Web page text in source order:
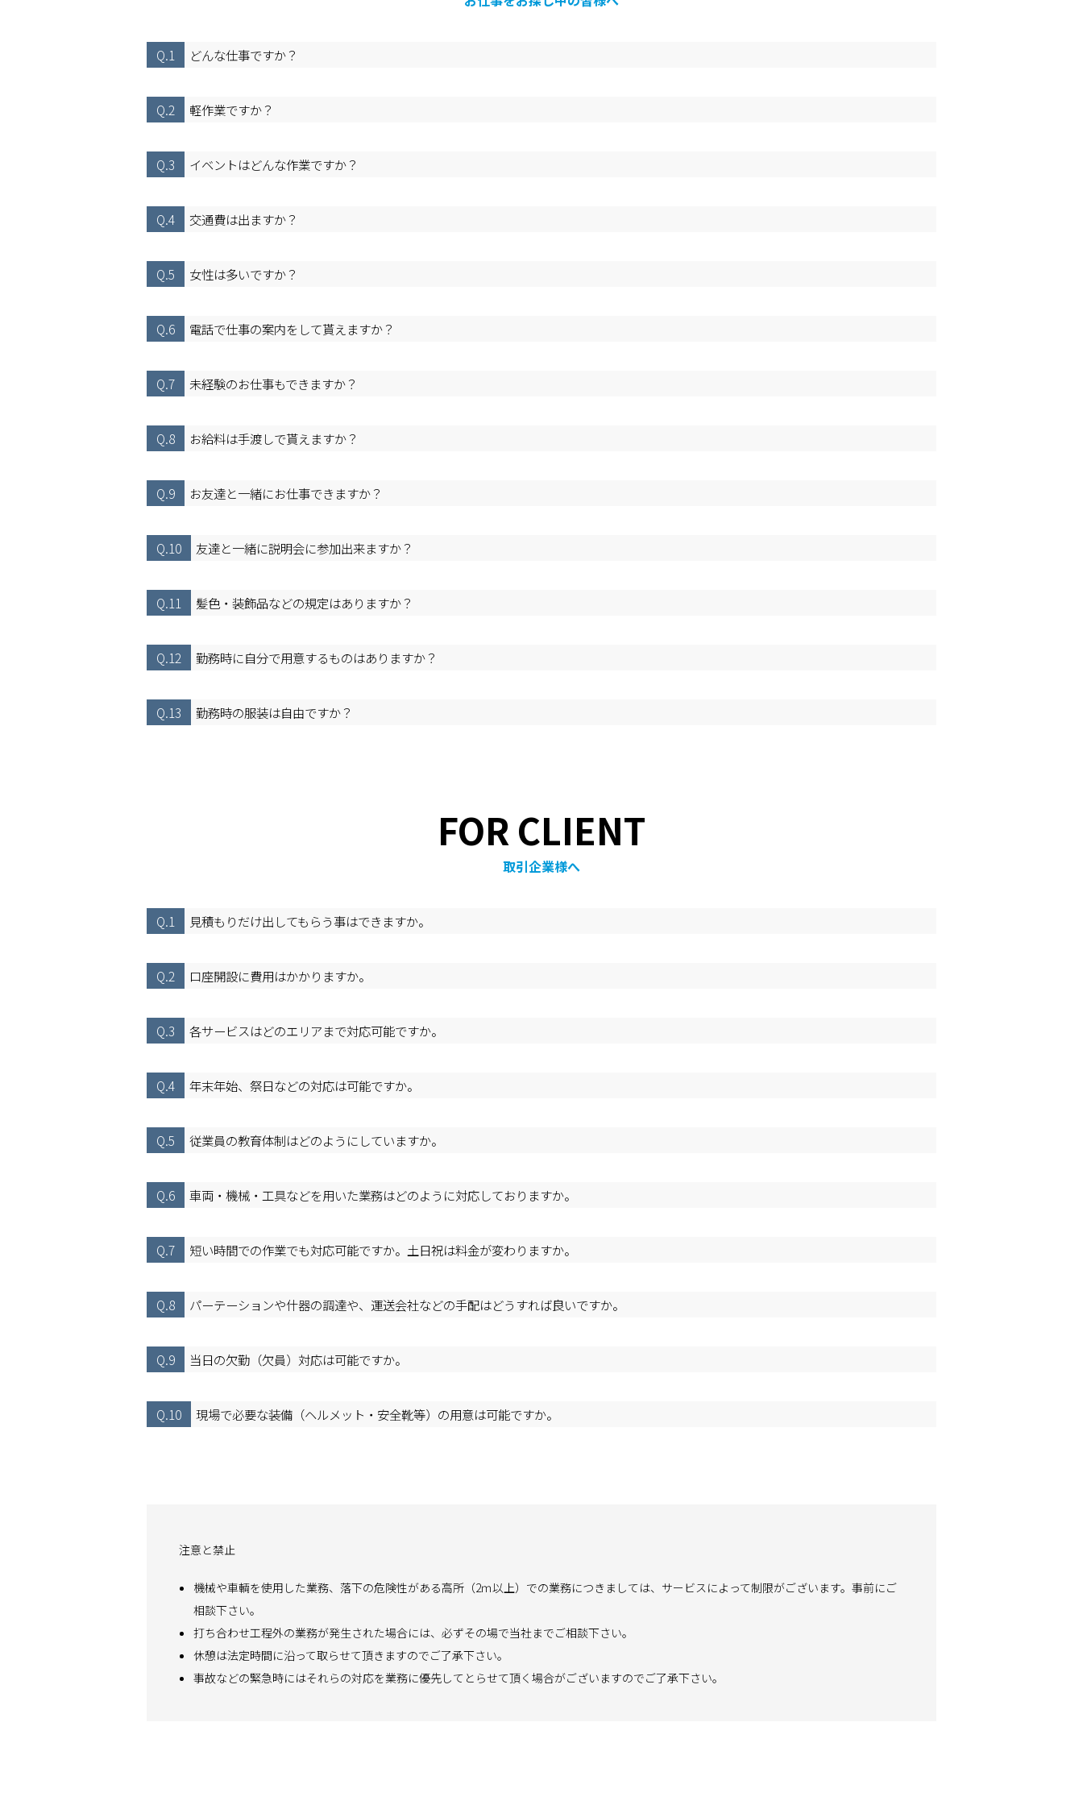
Q.1 どんな仕事ですか？
Q.2 軽作業ですか？
Q.3 イベントはどんな作業ですか？
Q.4 交通費は出ますか？
Q.5 女性は多いですか？
Q.6 電話で仕事の案内をして貰えますか？
Q.7 未経験のお仕事もできますか？
Q.8 お給料は手渡しで貰えますか？
Q.9 お友達と一緒にお仕事できますか？
Q.10 友達と一緒に説明会に参加出来ますか？
Q.11 髪色・装飾品などの規定はありますか？
Q.12 勤務時に自分で用意するものはありますか？
Q.13 勤務時の服装は自由ですか？
FOR CLIENT
取引企業様へ
Q.1 見積もりだけ出してもらう事はできますか。
Q.2 口座開設に費用はかかりますか。
Q.3 各サービスはどのエリアまで対応可能ですか。
Q.4 年末年始、祭日などの対応は可能ですか。
Q.5 従業員の教育体制はどのようにしていますか。
Q.6 車両・機械・工具などを用いた業務はどのように対応しておりますか。
Q.7 短い時間での作業でも対応可能ですか。土日祝は料金が変わりますか。
Q.8 パーテーションや什器の調達や、運送会社などの手配はどうすれば良いですか。
Q.9 当日の欠勤（欠員）対応は可能ですか。
Q.10 現場で必要な装備（ヘルメット・安全靴等）の用意は可能ですか。
注意と禁止
機械や車輌を使用した業務、落下の危険性がある高所（2ｍ以上）での業務につきましては、サービスによって制限がございます。事前にご
相談下さい。
打ち合わせ工程外の業務が発生された場合には、必ずその場で当社までご相談下さい。
休憩は法定時間に沿って取らせて頂きますのでご了承下さい。
事故などの緊急時にはそれらの対応を業務に優先してとらせて頂く場合がございますのでご了承下さい。